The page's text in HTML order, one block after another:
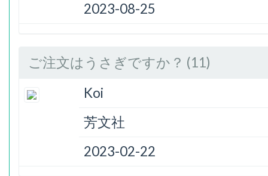
2023-08-25
ご注文はうさぎですか？ (11)
Koi
芳文社
2023-02-22